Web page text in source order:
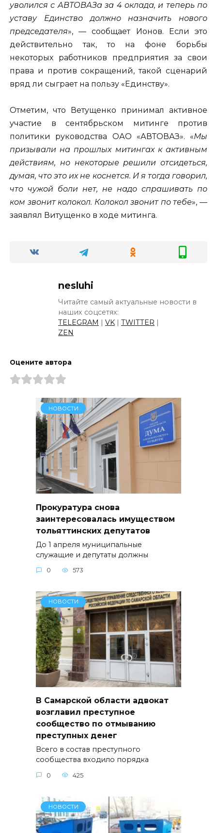
уволился сАВТОВАЗаза 4 оклада,и теперь по
уставу Единстводолжноназначить нового
председателя», — сообщает Ионов. Если это
действительно так, то на фоне борьбы
некоторых работников предприятия за свои
права и против сокращений, такой сценарий
вряд ли сыграет на пользу «Единству».
Отметим, что Ветущенко принимал активное
участие в сентябрьском митинге против
политики руководства ОАО «АВТОВАЗ». «Мы
призывали на прошлых митингах к активным
действиям, но некоторые решили отсидеться,
думая, что это их не коснется. И я тогда говорил,
что чужой боли нет, не надо спрашивать по
ком звонит колокол. Колокол звонит по тебе», —
заявлял Витущенко в ходе митинга.
nesluhi
Читайте самый актуальные новости в
наших соцсетях:
TELEGRAM
VK TWITTER
ZEN
Оцените автора
НОВОСТИ
Прокуратура снова
заинтересовалась имуществом
тольяттинских депутатов
До 1 апреля муниципальные
служащие и депутаты должны
0 573
НОВОСТИ
В Самарской области адвокат
возглавил преступное
сообщество по отмыванию
преступных денег
Всего в состав преступного
сообщества входило порядка
0 425
НОВОСТИ